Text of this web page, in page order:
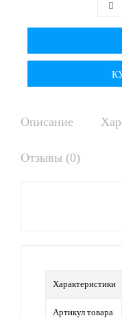
Описание
Отзывы (0)
Характеристики
Артикул товара